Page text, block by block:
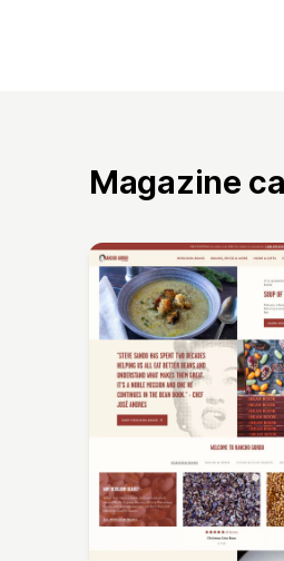
Magazine